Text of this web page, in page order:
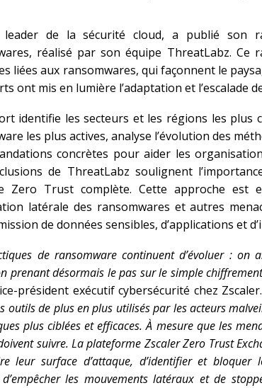
leader de la sécurité cloud, a publié son
réalisé par son équipe ThreatLabz. Ce
liées aux ransomwares, qui façonnent le
ont mis en lumière l’adaptation et l’escalade
identifie les secteurs et les régions les plus
les plus actives, analyse l’évolution des
concrètes pour aider les
de ThreatLabz soulignent
Zero Trust complète. Cette approche est
latérale des ransomwares et autres
de données sensibles, d’applications et
ques de ransomware continuent d’évoluer : on
prenant désormais le pas sur le simple
président exécutif cybersécurité chez
outils de plus en plus utilisés par les acteurs
plus ciblées et efficaces. À mesure que les
suivre. La plateforme Zscaler Zero Trust
leur surface d’attaque, d’identifier et bloquer
les mouvements latéraux et de